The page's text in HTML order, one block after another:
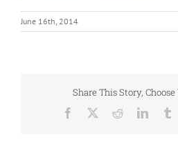
June 16th, 2014
Share This Story,
Facebook Reddit